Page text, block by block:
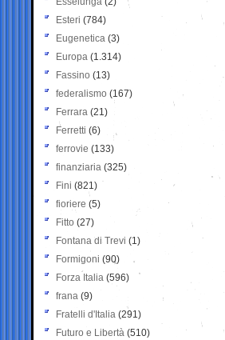
Esteri (784)
Eugenetica (3)
Europa (1.314)
Fassino (13)
federalismo (167)
Ferrara (21)
Ferretti (6)
ferrovie (133)
finanziaria (325)
Fini (821)
fioriere (5)
Fitto (27)
Fontana di Trevi (1)
Formigoni (90)
Forza Italia (596)
frana (9)
Fratelli d'Italia (291)
Futuro e Libertà (510)